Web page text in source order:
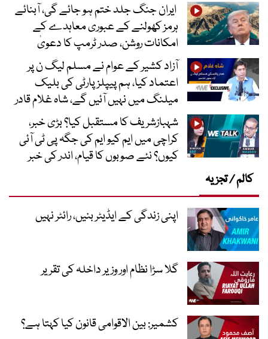
ایران جنگ جلد ختم ہو جائے گی، آبنائے
ہرمز کھولنے کے عبوری معاہدے کے
امکانات روشن، صدر ٹرمپ کا دعویٰ
آزاد کشیر کے عوام نے مسلم لیگ ن پر
اعتماد کیا، ہم پیپلز پارٹی کی بلیک
میلنگ میں نہیں آئیں گے، شاہ غلام قادر
شہبازشریف کا مستقبل کیا؟ بڑی خبر،
کراچی میں ایم کیو ایم کی جگہ پی ٹی آئی
کیوں؟ نئے صوبوں کا قیام، اندر کی خبر
کالم / تجزیہ
اپنی زندگی کے ایڈیٹر بنیں، رائٹر نہیں
گلا سڑا نظام اور وزیر داخلہ کی تقریر
کشمیر: بین الاقوامی قانون کیا کہتا ہے؟